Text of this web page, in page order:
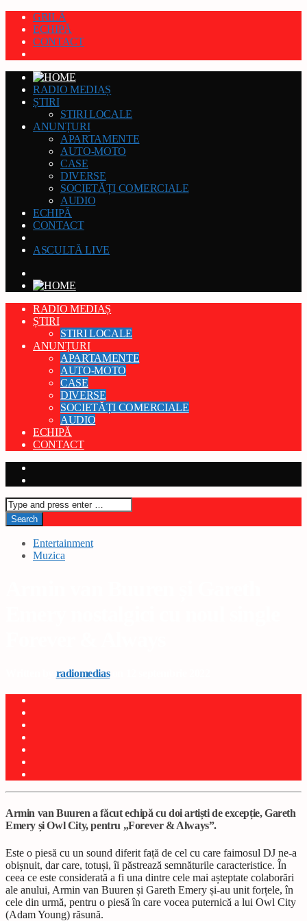
GRILĂ
ECHIPĂ
CONTACT
RADIO MEDIAȘ
ȘTIRI
STIRI LOCALE
ANUNȚURI
APARTAMENTE
AUTO-MOTO
CASE
DIVERSE
SOCIETĂȚI COMERCIALE
AUDIO
ECHIPĂ
CONTACT
ASCULTĂ LIVE
RADIO MEDIAȘ
ȘTIRI
STIRI LOCALE
ANUNȚURI
APARTAMENTE
AUTO-MOTO
CASE
DIVERSE
SOCIETĂȚI COMERCIALE
AUDIO
ECHIPĂ
CONTACT
Entertainment
Muzica
radiomediason 12 septembrie 2022
Armin van Buuren a făcut echipă cu doi artiști de excepție, Gareth
Emery și Owl City, pentru „Forever & Always”.
Este o piesă cu un sound diferit față de cel cu care faimosul DJ ne-a
obișnuit, dar care, totuși, îi păstrează semnăturile caracteristice. În
ceea ce este considerată a fi una dintre cele mai așteptate colaborări
ale anului, Armin van Buuren și Gareth Emery și-au unit forțele, în
cele din urmă, pentru o piesă în care vocea puternică a lui Owl City
(Adam Young) răsună.